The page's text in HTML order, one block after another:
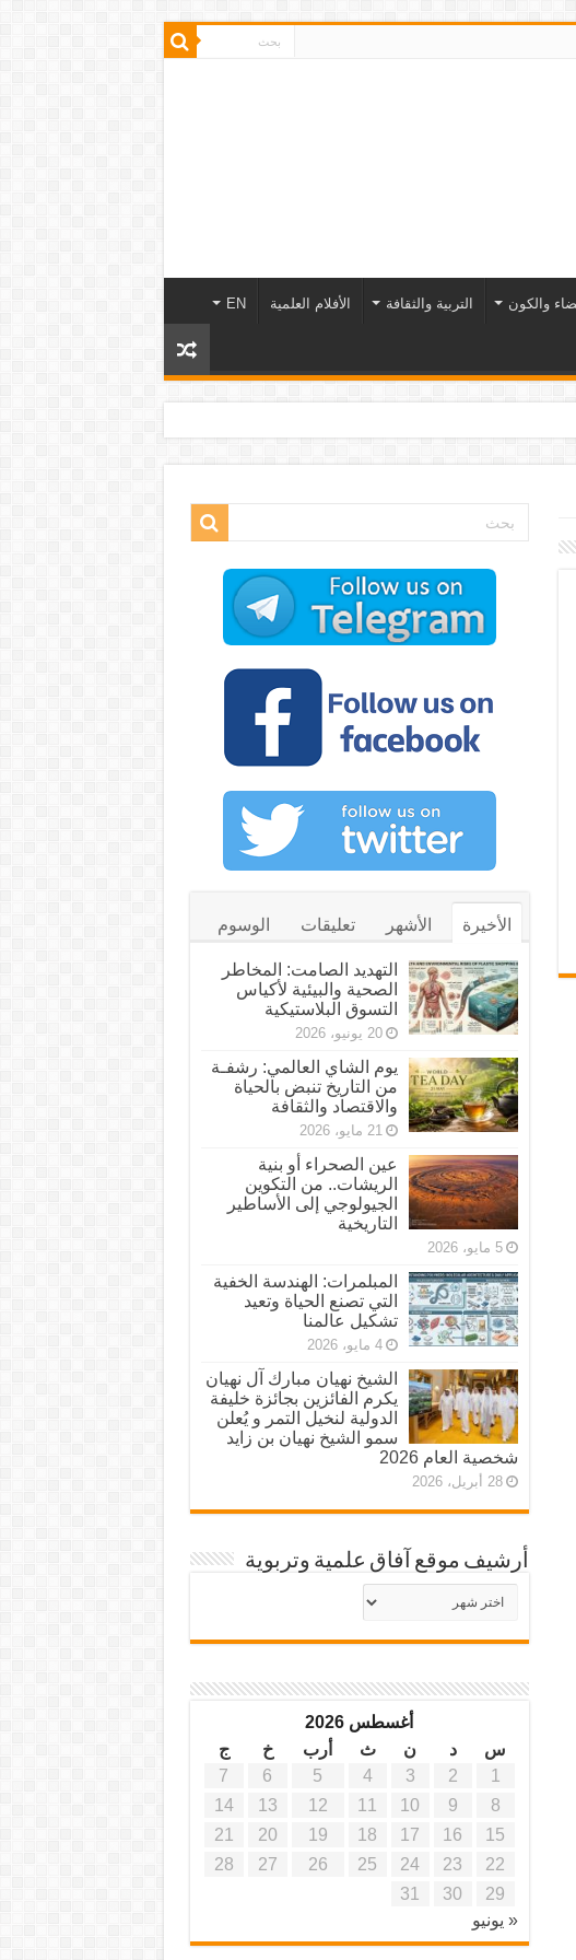
والكون التربية والثقافة الأفلام العلمية EN
الأخيرة الأشهر تعليقات الوسوم
التهديد الصامت: المخاطر
الصحية والبيئية لأكياس
التسوق البلاستيكية
20 يونيو، 2026
يوم الشاي العالمي: رشفـة
من التاريخ تنبض بالحياة
والاقتصاد والثقافة
21 مايو، 2026
عين الصحراء أو بنية
الريشات.. من التكوين
الجيولوجي إلى الأساطير
التاريخية
5 مايو، 2026
المبلمرات: الهندسة الخفية
التي تصنع الحياة وتعيد
تشكيل عالمنا
4 مايو، 2026
الشيخ نهيان مبارك آل نهيان
يكرم الفائزين بجائزة خليفة
الدولية لنخيل التمر و يُعلن
سمو الشيخ نهيان بن زايد
شخصية العام 2026
28 أبريل، 2026
أرشيف موقع آفاق علمية وتربوية
أرشيف
موقع
أغسطس 2026
س
د ن ث أرب خ
ج
1
2
3
4
5
6
7
8
9
10
11
12
13
14
15
16
17
18
19
20
21
22
23
24
25
26
27
28
29
30
31
« يونيو